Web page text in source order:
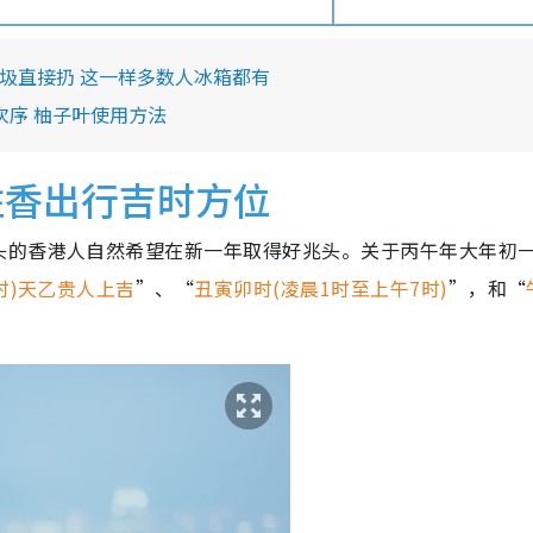
直接扔 这一样多数人冰箱都有
序 柚子叶使用方法
出行吉时方位
香港人自然希望在新一年取得好兆头。关于丙午年大年初
)天乙贵人上吉”、“丑寅卯时(凌晨1时至上午7时)”，和“